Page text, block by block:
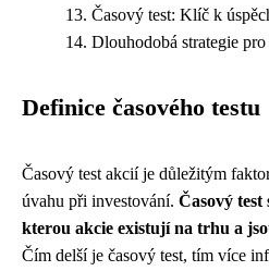
Časový test: Klíč k
Dlouhodobá strategie pro
Definice časového testu
Časový test akcií je důležitým
úvahu při investování. Časový test
kterou akcie existují na trhu a
Čím delší je časový test, tím více